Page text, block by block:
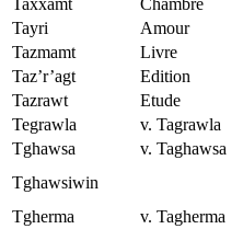
Tayri
Amour
Tazmamt
Livre
Taz’r’agt
Edition
Tazrawt
Etude
Tegrawla
v. Tagrawla
Tghawsa
v. Taghawsa
Tghawsiwin
Tgherma
v. Tagherma